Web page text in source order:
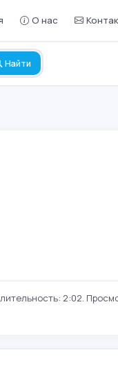
О нас
Найти
2:02.